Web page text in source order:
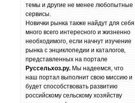
темы и другие не менее любопытные
сервисы.
Новички рынка также найдут для себя
много всего интересного и жизненно
необходимого, если начнут изучение
рынка с энциклопедии и каталогов,
представленных на портале
Руссельхоз.ру. Мы надеемся, что
наш портал выполнит свою миссию и
будет способствовать развитию
российскому сельскому хозяйству